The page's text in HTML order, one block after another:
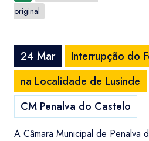
original
24 Mar
Interrupção do
na Localidade de Lusinde
CM Penalva do Castelo
A Câmara Municipal de Penalva